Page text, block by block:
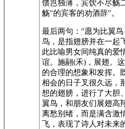
馈岂独薄，宾饮不尽觞
觞"的宾客的劝酒辞"。
最后两句："愿为比翼
鸟，是指翅膀并在一起
此比喻男女间纯真的爱
谊。施翮(禾)，展翅。
的合理的想象和发挥。
相会的日子叉很久远，
想的翅膀，进行了大胆
翼鸟，和朋友们展翅高
离愁别绪，而是满含激
飞，表现了诗人对未来